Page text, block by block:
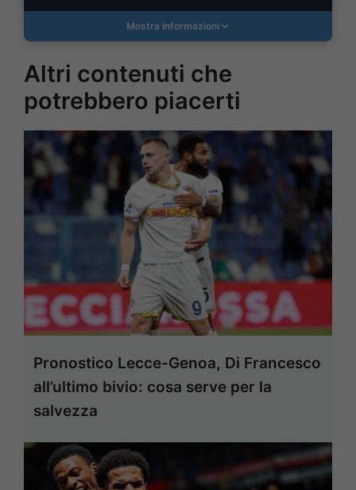
Mostra Informazioni
Altri contenuti che
potrebbero piacerti
Pronostico Lecce-Genoa, Di Francesco
all’ultimo bivio: cosa serve per la
salvezza